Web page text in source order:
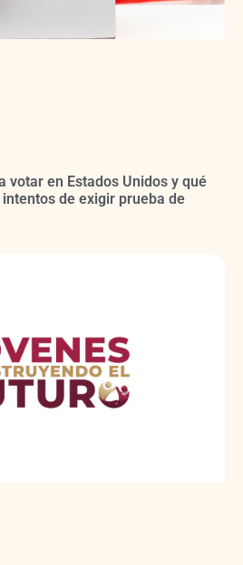
votar en Estados Unidos y qué
de exigir prueba de